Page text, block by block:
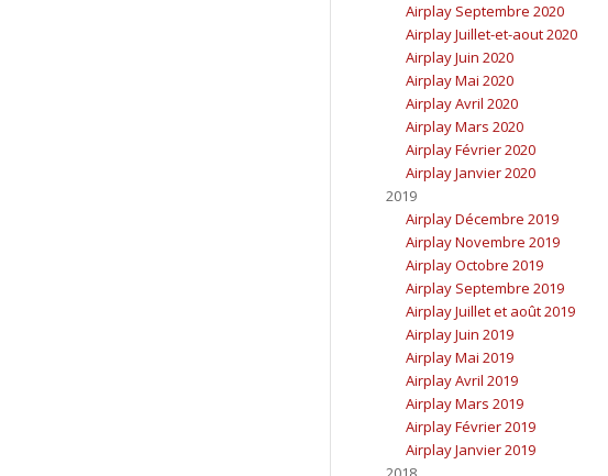
Airplay Septembre 2020
Airplay Juillet-et-aout 2020
Airplay Juin 2020
Airplay Mai 2020
Airplay Avril 2020
Airplay Mars 2020
Airplay Février 2020
Airplay Janvier 2020
2019
Airplay Décembre 2019
Airplay Novembre 2019
Airplay Octobre 2019
Airplay Septembre 2019
Airplay Juillet et août 2019
Airplay Juin 2019
Airplay Mai 2019
Airplay Avril 2019
Airplay Mars 2019
Airplay Février 2019
Airplay Janvier 2019